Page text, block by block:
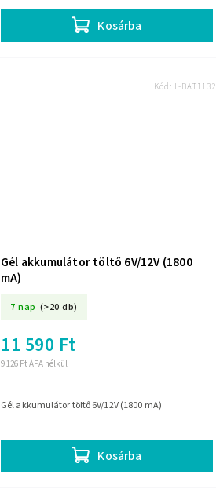
Kosárba
Gél akkumulátor töltő 6V/12V (1800
mA)
7 nap (>20 db)
9 126 Ft ÁFA nélkül
11 590 Ft
Kosárba
Gél akkumulátor töltő 6V/12V (1800 mA)
Kód: L-BAT1132